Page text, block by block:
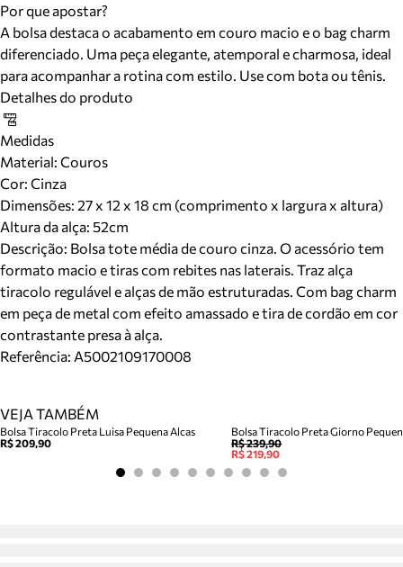
Por que apostar?
A bolsa destaca o acabamento em couro macio e o bag charm
diferenciado. Uma peça elegante, atemporal e charmosa, ideal
para acompanhar a rotina com estilo. Use com bota ou tênis.
Detalhes do produto
Medidas
Material: Couros
Cor: Cinza
Dimensões: 27 x 12 x 18 cm (comprimento x largura x altura)
Altura da alça: 52cm
Descrição: Bolsa tote média de couro cinza. O acessório tem
formato macio e tiras com rebites nas laterais. Traz alça
tiracolo regulável e alças de mão estruturadas. Com bag charm
em peça de metal com efeito amassado e tira de cordão em cor
contrastante presa à alça.
Referência: A5002109170008
VEJA TAMBÉM
Bolsa Tiracolo Preta Luisa Pequena Alcas
R$ 209,90
Bolsa Tiracolo Preta Giorno
R$ 239,90
R$ 219,90